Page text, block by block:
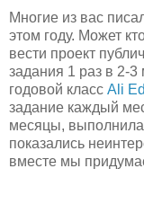
Многие из вас
этом году. Может
вести проект
задания 1 раз в 2-3
годовой класс Ali
задание каждый
месяцы, выполнила
показались
вместе мы